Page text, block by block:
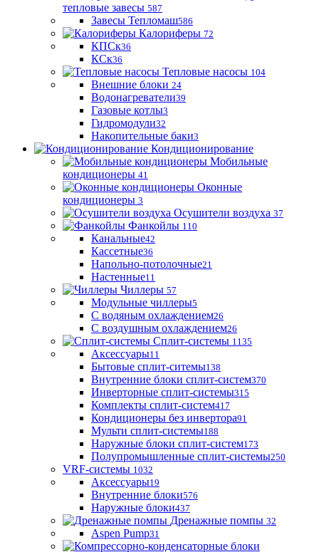
тепловые завесы 587
Завесы Тепломаш586
Калориферы 72
КПСк36
КСк36
Тепловые насосы 104
Внешние блоки 24
Водонагреватели39
Газовые котлы3
Гидромодули32
Накопительные баки3
Кондиционирование
Мобильные
кондиционеры 41
Оконные
кондиционеры 3
Осушители воздуха 37
Фанкойлы 110
Канальные42
Кассетные36
Напольно-потолочные21
Настенные11
Чиллеры 57
Модульные чиллеры5
С водяным охлаждением26
С воздушным охлаждением26
Сплит-системы 1135
Аксессуары11
Бытовые сплит-ситемы138
Внутренние блоки сплит-систем370
Инверторные сплит-системы315
Комплекты сплит-систем417
Кондиционеры без инвертора91
Мульти сплит-системы188
Наружные блоки сплит-систем173
Полупромышленные сплит-системы250
VRF-системы 1032
Аксессуары19
Внутренние блоки576
Наружные блоки437
Дренажные помпы 32
Aspen Pump31